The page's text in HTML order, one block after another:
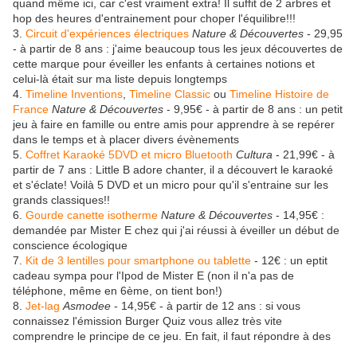
quand même ici, car c'est vraiment extra! Il suffit de 2 arbres et
hop des heures d'entrainement pour choper l'équilibre!!!
3. Circuit d'expériences électriques Nature & Découvertes - 29,95
- à partir de 8 ans : j'aime beaucoup tous les jeux découvertes de
cette marque pour éveiller les enfants à certaines notions et
celui-là était sur ma liste depuis longtemps
4. Timeline Inventions Timeline Classic ou Timeline Histoire de
France Nature & Découvertes - 9,95€ - à partir de 8 ans : un petit
jeu à faire en famille ou entre amis pour apprendre à se repérer
dans le temps et à placer divers évènements
5. Coffret Karaoké 5DVD et micro Bluetooth Cultura - 21,99€ - à
partir de 7 ans : Little B adore chanter, il a découvert le karaoké
et s'éclate! Voilà 5 DVD et un micro pour qu'il s'entraine sur les
grands classiques!!
6. Gourde canette isotherme Nature & Découvertes - 14,95€ :
demandée par Mister E chez qui j'ai réussi à éveiller un début de
conscience écologique
7. Kit de 3 lentilles pour smartphone ou tablette - 12€ : un eptit
cadeau sympa pour l'Ipod de Mister E (non il n'a pas de
téléphone, même en 6ème, on tient bon!)
8. Jet-lag Asmodee - 14,95€ - à partir de 12 ans : si vous
connaissez l'émission Burger Quiz vous allez très vite
comprendre le principe de ce jeu. En fait, il faut répondre à des